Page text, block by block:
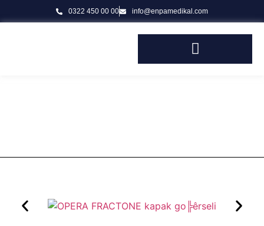
0322 450 00 00 info@enpamedikal.com